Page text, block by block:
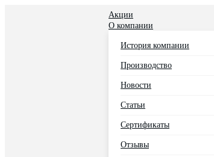
Акции
О компании
История компании
Производство
Новости
Статьи
Сертификаты
Отзывы